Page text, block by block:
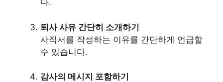
다.
퇴사 사유 간단히 소개하기
사직서를 작성하는 이유를 간단하게 언급할
수 있습니다.
감사의 메시지 포함하기